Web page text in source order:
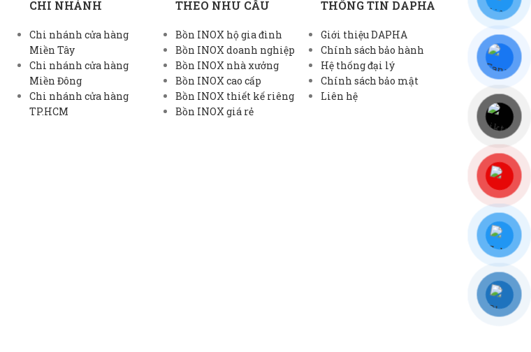
CHI NHÁNH
Chi nhánh cửa hàng
Miền Tây
Chi nhánh cửa hàng
Miền Đông
Chi nhánh cửa hàng
TP.HCM
THEO NHU CẦU
Bồn INOX hộ gia đình
Bồn INOX doanh nghiệp
Bồn INOX nhà xưởng
Bồn INOX cao cấp
Bồn INOX thiết kế riêng
Bồn INOX giá rẻ
THÔNG TIN DAPHA
Giới thiệu DAPHA
Chính sách bảo hành
Hệ thống đại lý
Chính sách bảo mật
Liên hệ